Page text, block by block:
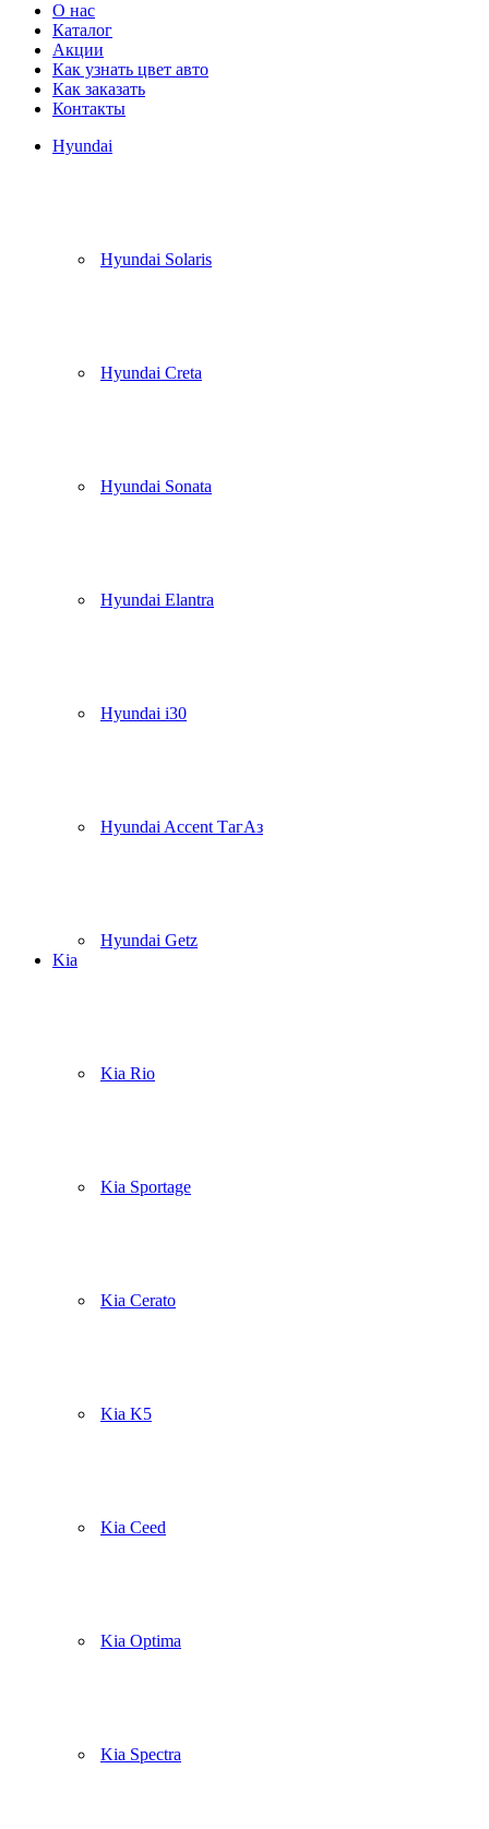
О нас
Каталог
Акции
Как узнать цвет авто
Как заказать
Контакты
Hyundai
Hyundai Solaris
Hyundai Creta
Hyundai Sonata
Hyundai Elantra
Hyundai i30
Hyundai Accent ТагАз
Hyundai Getz
Kia
Kia Rio
Kia Sportage
Kia Cerato
Kia K5
Kia Ceed
Kia Optima
Kia Spectra